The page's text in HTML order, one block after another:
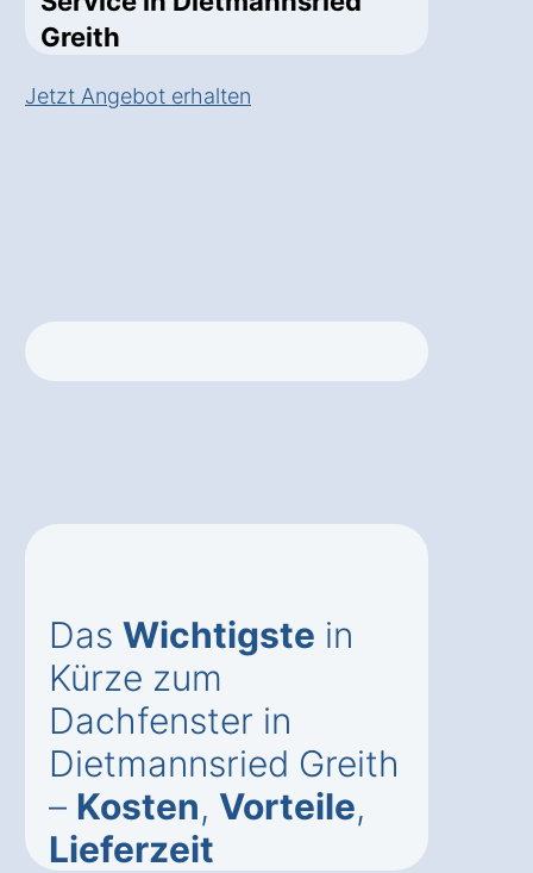
Greith
Jetzt Angebot erhalten
Das Wichtigste in
Kürze zum
Dachfenster in
Dietmannsried Greith
– Kosten, Vorteile,
Lieferzeit